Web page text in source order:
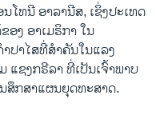
ໂທນີ ອາລານີສ, ເຊິ່ງປະເທດ
ງ ອາເມຣິກາ ໃນ
ປາໄສທີ່ສຳຄັນໃນແລງ
ແຊງກຣີລາ ທີ່ເປັນເຈົ້າພາບ
ສຶກສາແຜນຍຸດທະສາດ.